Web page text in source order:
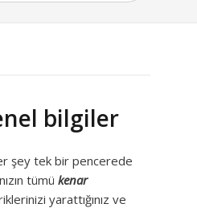
bilgiler
şey tek bir pencerede
tümü kenar
yarattığınız ve